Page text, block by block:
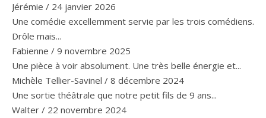
Jérémie / 24 janvier 2026
Une comédie excellemment servie par les trois comédiens.
Drôle mais...
Fabienne / 9 novembre 2025
Une pièce à voir absolument. Une très belle énergie et...
Michèle Tellier-Savinel / 8 décembre 2024
Une sortie théâtrale que notre petit fils de 9 ans...
Walter / 22 novembre 2024